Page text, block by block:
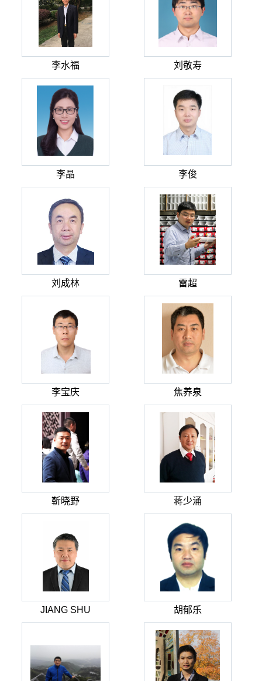
李水福 刘敬寿
李晶 李俊
刘成林 雷超
李宝庆 焦养泉
靳晓野 蒋少涌
JIANG SHU 胡郁乐